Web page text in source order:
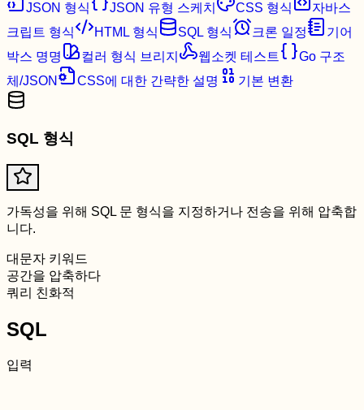
JSON 형식
JSON 유형 스케치 CSS 형식
자바스
크립트 형식
HTML 형식 SQL 형식 크론 일정
기어
박스 명명
컬러 형식 브리지 웹소켓 테스트
Go 구조
체/JSON
CSS에 대한 간략한 설명 기본 변환
SQL 형식
가독성을 위해 SQL 문 형식을 지정하거나 전송을 위해 압축합
니다.
대문자 키워드
공간을 압축하다
쿼리 친화적
SQL
입력